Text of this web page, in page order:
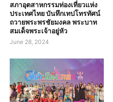
สภาอุตสาหกรรมท่องเที่ยวแห่ง
ประเทศไทย บันทึกเทปโทรทัศน์
ถวายพระพรชัยมงคล พระบาท
สมเด็จพระเจ้าอยู่หัว
June 28, 2024